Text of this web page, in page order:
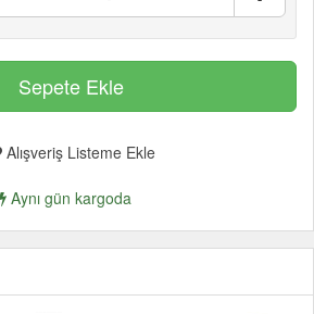
Alışveriş Listeme Ekle
Aynı gün kargoda